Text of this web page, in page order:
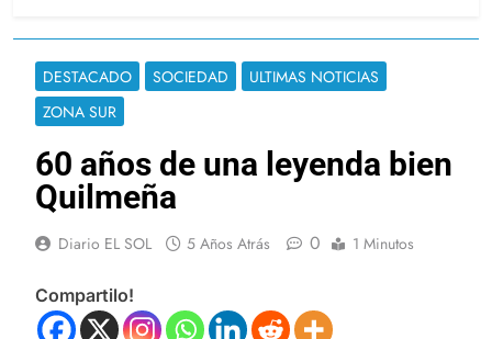
DESTACADO SOCIEDAD
ULTIMAS NOTICIAS
ZONA SUR
60 años de una leyenda bien
Quilmeña
Diario EL SOL 5 Años Atrás 0 1 Minutos
Compartilo!